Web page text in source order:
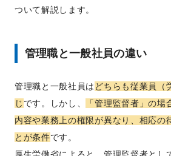
ついて解説します。
管理職と一般社員の違い
管理職と一般社員は どちらも従業員（
じ です。しかし、
「管理監督者」の
内容や業務上の権限が異なり、相応の
とが条件です。
厚生労働省によると、管理監督者とし